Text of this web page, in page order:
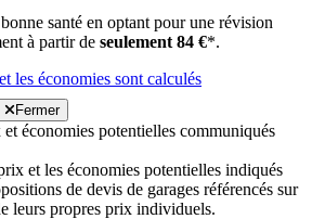
santé en optant pour une révision
à partir de seulement 84 €*.
les économies sont calculés
Fermer
économies potentielles communiqués
et les économies potentielles indiqués
de devis de garages référencés sur
leurs propres prix individuels.